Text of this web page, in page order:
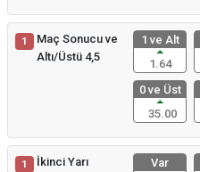
1
Maç Sonucu ve
Altı/Üstü 4,5
1 ve Alt
1.64
0 ve Üst
35.00
1
İkinci Yarı
Var